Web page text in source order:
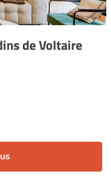
de Voltaire